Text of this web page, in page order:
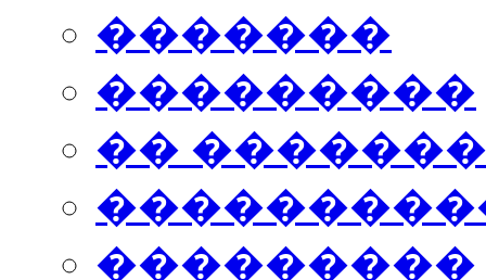
�������
���������
��
���������